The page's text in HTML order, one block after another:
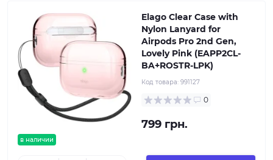
в наличии
Elago Clear Case with
Nylon Lanyard for
Airpods Pro 2nd Gen,
Lovely Pink (EAPP2CL-
BA+ROSTR-LPK)
Код товара: 991127
0
799 грн.